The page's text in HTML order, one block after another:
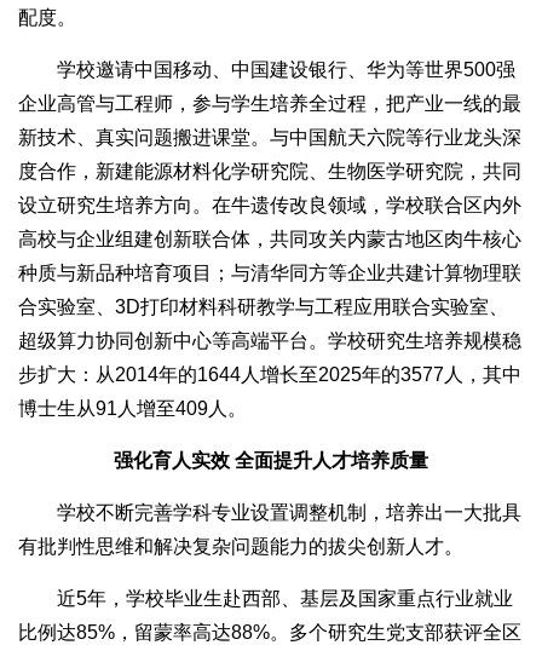
配度。
学校邀请中国移动、中国建设银行、华为等世界500强
企业高管与工程师，参与学生培养全过程，把产业一线的最
新技术、真实问题搬进课堂。与中国航天六院等行业龙头深
度合作，新建能源材料化学研究院、生物医学研究院，共同
设立研究生培养方向。在牛遗传改良领域，学校联合区内外
高校与企业组建创新联合体，共同攻关内蒙古地区肉牛核心
种质与新品种培育项目；与清华同方等企业共建计算物理联
合实验室、3D打印材料科研教学与工程应用联合实验室、
超级算力协同创新中心等高端平台。学校研究生培养规模稳
步扩大：从2014年的1644人增长至2025年的3577人，其中
博士生从91人增至409人。
强化育人实效 全面提升人才培养质量
学校不断完善学科专业设置调整机制，培养出一大批具
有批判性思维和解决复杂问题能力的拔尖创新人才。
近5年，学校毕业生赴西部、基层及国家重点行业就业
比例达85%，留蒙率高达88%。多个研究生党支部获评全区